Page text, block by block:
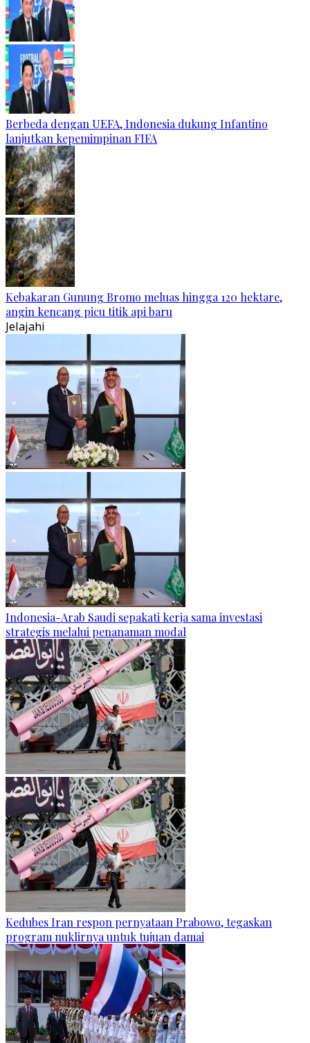
Berbeda dengan UEFA, Indonesia dukung Infantino
lanjutkan kepemimpinan FIFA
Kebakaran Gunung Bromo meluas hingga 120 hektare,
angin kencang picu titik api baru
Jelajahi
Indonesia-Arab Saudi sepakati kerja sama investasi
strategis melalui penanaman modal
Kedubes Iran respon pernyataan Prabowo, tegaskan
program nuklirnya untuk tujuan damai